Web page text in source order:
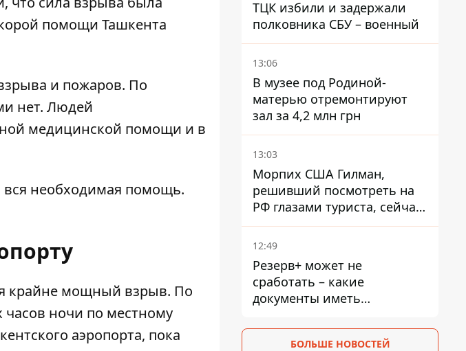
помощи Ташкента
и пожаров. По
нет. Людей
медицинской помощи и в
вся необходимая помощь.
крайне мощный взрыв. По
ночи по местному
аэропорта, пока
ТЦК избили и задержали
полковника СБУ – военный
13:06
В музее под Родиной-
матерью отремонтируют
зал за 4,2 млн грн
13:03
Морпих США Гилман,
решивший посмотреть на
РФ глазами туриста, сейчас
при смерти в тюрьме, где
его пытали и делали
12:49
Резерв+ может не
сработать – какие
документы иметь
попасть в ТЦК
БОЛЬШЕ НОВОСТЕЙ